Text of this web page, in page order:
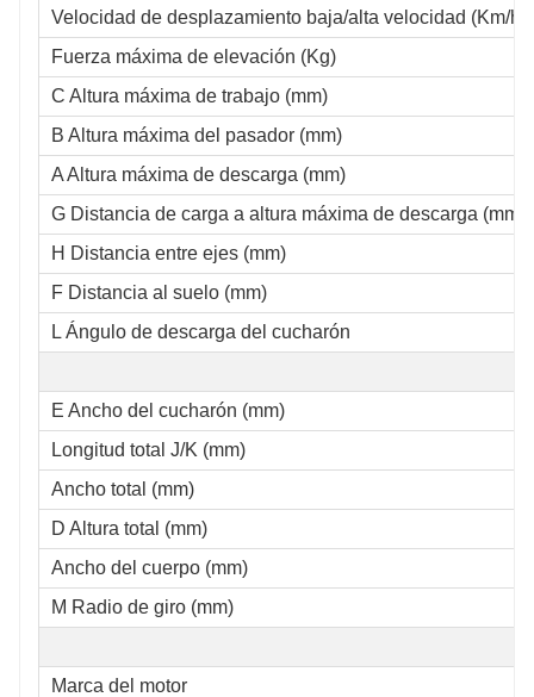
Velocidad de desplazamiento baja/alta velocidad (Km/h)
Fuerza máxima de elevación (Kg)
C Altura máxima de trabajo (mm)
B Altura máxima del pasador (mm)
A Altura máxima de descarga (mm)
G Distancia de carga a altura máxima de descarga (mm).
H Distancia entre ejes (mm)
F Distancia al suelo (mm)
L Ángulo de descarga del cucharón
E Ancho del cucharón (mm)
Longitud total J/K (mm)
Ancho total (mm)
D Altura total (mm)
Ancho del cuerpo (mm)
M Radio de giro (mm)
Marca del motor